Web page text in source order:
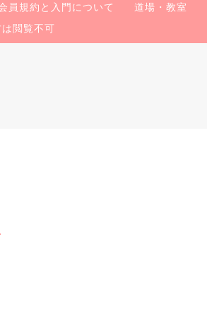
員規約と入門について
道場・教室
閲覧不可